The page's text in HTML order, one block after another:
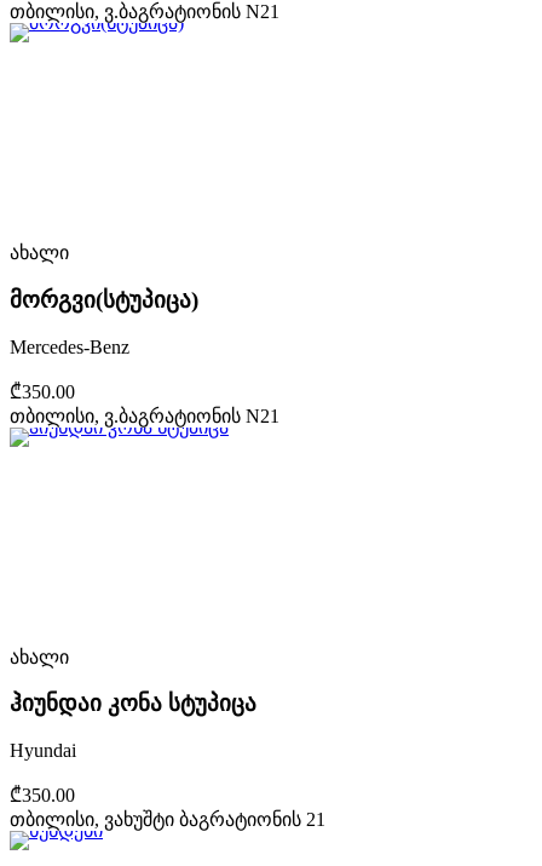
თბილისი, ვ.ბაგრატიონის N21
ახალი
მორგვი(სტუპიცა)
Mercedes-Benz
₾350.00
თბილისი, ვ.ბაგრატიონის N21
ახალი
ჰიუნდაი კონა სტუპიცა
Hyundai
₾350.00
თბილისი, ვახუშტი ბაგრატიონის 21